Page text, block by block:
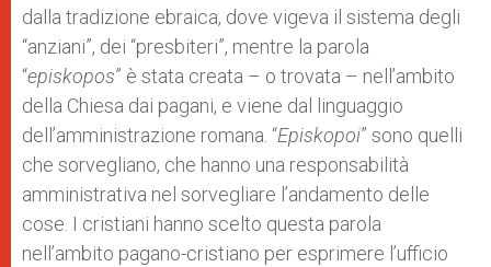
dalla tradizione ebraica, dove vigeva il sistema degli
“anziani”, dei “presbiteri”, mentre la parola
“episkopos” è stata creata – o trovata – nell’ambito
della Chiesa dai pagani, e viene dal linguaggio
dell’amministrazione romana. “Episkopoi” sono quelli
che sorvegliano, che hanno una responsabilità
amministrativa nel sorvegliare l’andamento delle
cose. I cristiani hanno scelto questa parola
nell’ambito pagano-cristiano per esprimere l’ufficio